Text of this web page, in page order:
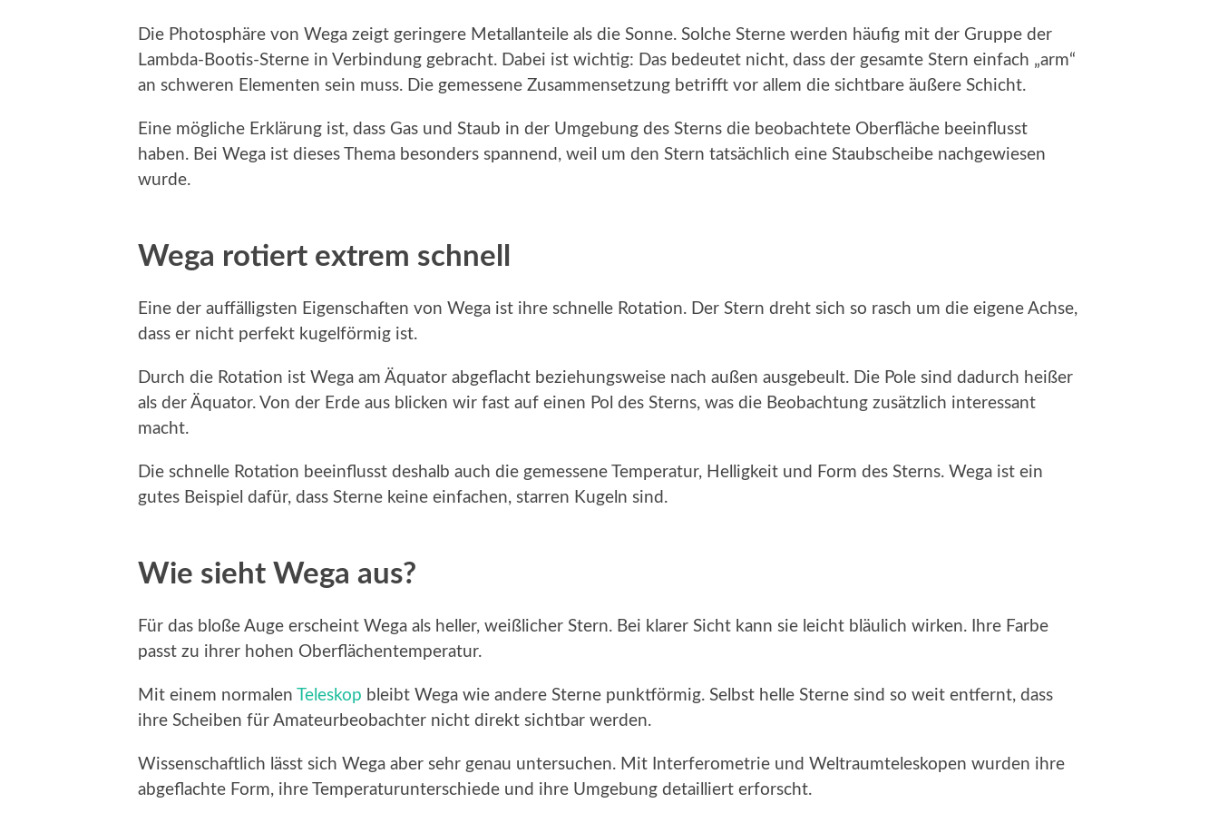
Die Photosphäre von Wega zeigt geringere Metallanteile als die Sonne. Solche Sterne werden häufig mit der Gruppe der
Lambda-Bootis-Sterne in Verbindung gebracht. Dabei ist wichtig: Das bedeutet nicht, dass der gesamte Stern einfach „arm“
an schweren Elementen sein muss. Die gemessene Zusammensetzung betrifft vor allem die sichtbare äußere Schicht.
Eine mögliche Erklärung ist, dass Gas und Staub in der Umgebung des Sterns die beobachtete Oberfläche beeinflusst
haben. Bei Wega ist dieses Thema besonders spannend, weil um den Stern tatsächlich eine Staubscheibe nachgewiesen
wurde.
Wega rotiert extrem schnell
Eine der auffälligsten Eigenschaften von Wega ist ihre schnelle Rotation. Der Stern dreht sich so rasch um die eigene Achse,
dass er nicht perfekt kugelförmig ist.
Durch die Rotation ist Wega am Äquator abgeflacht beziehungsweise nach außen ausgebeult. Die Pole sind dadurch heißer
als der Äquator. Von der Erde aus blicken wir fast auf einen Pol des Sterns, was die Beobachtung zusätzlich interessant
macht.
Die schnelle Rotation beeinflusst deshalb auch die gemessene Temperatur, Helligkeit und Form des Sterns. Wega ist ein
gutes Beispiel dafür, dass Sterne keine einfachen, starren Kugeln sind.
Wie sieht Wega aus?
Für das bloße Auge erscheint Wega als heller, weißlicher Stern. Bei klarer Sicht kann sie leicht bläulich wirken. Ihre Farbe
passt zu ihrer hohen Oberflächentemperatur.
Mit einem normalen Teleskop bleibt Wega wie andere Sterne punktförmig. Selbst helle Sterne sind so weit entfernt, dass
ihre Scheiben für Amateurbeobachter nicht direkt sichtbar werden.
Wissenschaftlich lässt sich Wega aber sehr genau untersuchen. Mit Interferometrie und Weltraumteleskopen wurden ihre
abgeflachte Form, ihre Temperaturunterschiede und ihre Umgebung detailliert erforscht.